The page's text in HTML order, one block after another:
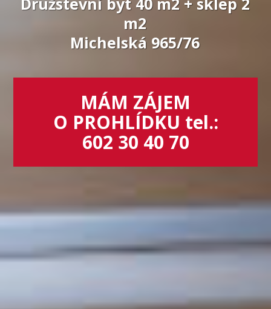
m2
Michelská 965/76
MÁM ZÁJEM
O PROHLÍDKU tel.:
602 30 40 70